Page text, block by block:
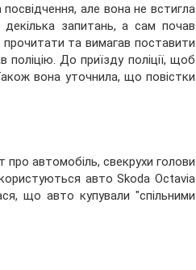
але вона не встигла
запитань, а сам почав
та вимагав поставити
До приїзду поліції, щоб
вона уточнила, що повістки
автомобіль, свекрухи голови
авто Skoda Octavia
що авто купували "спільними